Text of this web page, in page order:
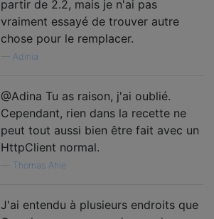
partir de 2.2, mais je n'ai pas
vraiment essayé de trouver autre
chose pour le remplacer.
Adinia
@Adina Tu as raison, j'ai oublié.
Cependant, rien dans la recette ne
peut tout aussi bien être fait avec un
HttpClient normal.
Thomas Ahle
J'ai entendu à plusieurs endroits que